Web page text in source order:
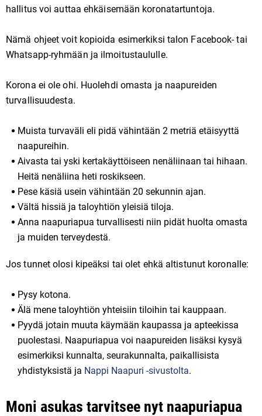
hallitus voi auttaa ehkäisemään koronatartuntoja.
Nämä ohjeet voit kopioida esimerkiksi talon Facebook- tai
Whatsapp-ryhmään ja ilmoitustaululle.
Korona ei ole ohi. Huolehdi omasta ja naapureiden
turvallisuudesta.
Muista turvaväli eli pidä vähintään 2 metriä etäisyyttä
naapureihin.
Aivasta tai yski kertakäyttöiseen nenäliinaan tai hihaan.
Heitä nenäliina heti roskikseen.
Pese käsiä usein vähintään 20 sekunnin ajan.
Vältä hissiä ja taloyhtiön yleisiä tiloja.
Anna naapuriapua turvallisesti niin pidät huolta omasta
ja muiden terveydestä.
Jos tunnet olosi kipeäksi tai olet ehkä altistunut koronalle:
Pysy kotona.
Älä mene taloyhtiön yhteisiin tiloihin tai kauppaan.
Pyydä jotain muuta käymään kaupassa ja apteekissa
puolestasi. Naapuriapua voi naapureiden lisäksi kysyä
esimerkiksi kunnalta, seurakunnalta, paikallisista
yhdistyksistä ja Nappi Naapuri -sivustolta.
Moni asukas tarvitsee nyt naapuriapua